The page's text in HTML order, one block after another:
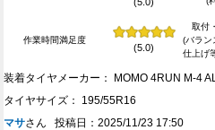
作業時間満足度
(5.0)
取付
(バラン
仕上げ
装着タイヤメーカー： MOMO 4RUN M-4
タイヤサイズ： 195/55R16
マサさん 投稿日：2025/11/23 17:50